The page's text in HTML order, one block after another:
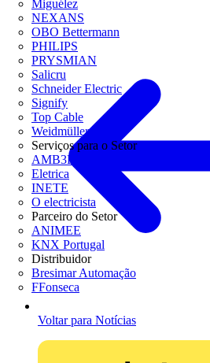
Miguélez
NEXANS
OBO Bettermann
PHILIPS
PRYSMIAN
Salicru
Schneider Electric
Signify
Top Cable
Weidmüller
Serviços para o Setor
AMB3E
Eletrica
INETE
O electricista
Parceiro do Setor
ANIMEE
KNX Portugal
Distribuidor
Bresimar Automação
FFonseca
Voltar para Notícias